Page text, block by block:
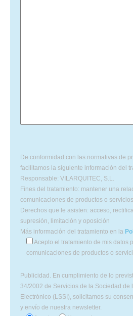
De conformidad con las normativas de
facilitamos la siguiente información del
Responsable: VILARQUITEC, S.L.
Fines del tratamiento: mantener una
comunicaciones de productos o servicios
Derechos que le asisten: acceso,
supresión, limitación y oposición
Más información del tratamiento en la
Acepto el tratamiento de mis datos
comunicaciones de productos o
Publicidad. En cumplimiento de lo
34/2002 de Servicios de la Sociedad de
Electrónico (LSSI), solicitamos su
y envío de nuestra newsletter.